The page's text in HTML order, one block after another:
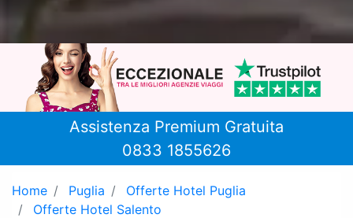
Assistenza Premium Gratuita
0833 1855626
Home Puglia
Offerte Hotel Puglia
Offerte Hotel Salento